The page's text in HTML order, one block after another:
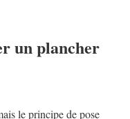
un plancher
le principe de pose